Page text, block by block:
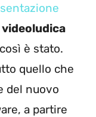
è stato.
quello che
del nuovo
a partire